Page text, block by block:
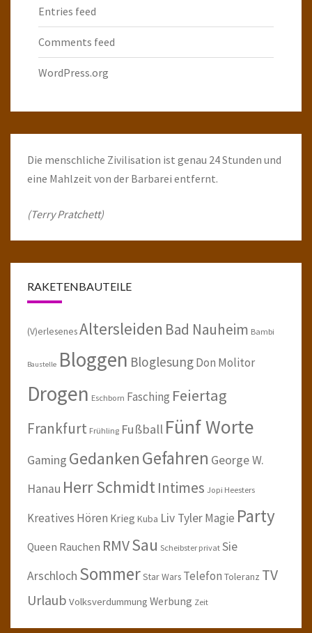
Entries feed
Comments feed
WordPress.org
Die menschliche Zivilisation ist genau 24 Stunden und
eine Mahlzeit von der Barbarei entfernt.
(Terry Pratchett)
RAKETENBAUTEILE
(V)erlesenesAltersleiden Bad Nauheim Bambi
Baustelle Bloggen BloglesungDon Molitor
Drogen Eschborn Fasching Feiertag
Frankfurt Frühling Fußball Fünf Worte
Gaming GedankenGefahren George W.
Hanau Herr SchmidtIntimes Jopi Heesters
Kreatives Hören Krieg Kuba Liv TylerMagie Party
Queen Rauchen RMVSau Scheibster privat Sie
Arschloch SommerStar Wars Telefon Toleranz TV
Urlaub Volksverdummung Werbung Zeit